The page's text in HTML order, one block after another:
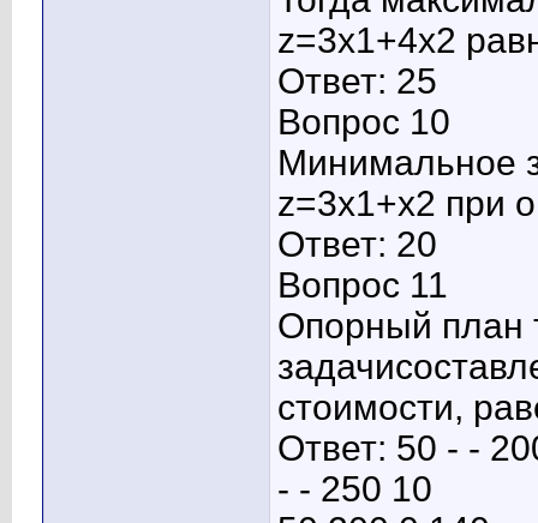
z=3x1+4x2
Ответ: 25
Вопрос 10
Минимальное
z=3x1+x2 при
Ответ: 20
Вопрос 11
Опорный план
стоимости,
Ответ: 50 - -
- - 250 10